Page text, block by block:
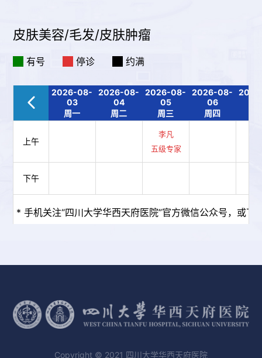
皮肤美容/毛发/皮肤肿瘤
有号 停诊 约满
2026-08-
03
周一
2026-08-
04
周二
2026-08-
05
周三
2026-08-
06
周四
上午
李凡
五级专家
下午
* 手机关注“四川大学华西天府医院”官方微信公众号，或下
Copyright © 2021 四川大学华西天府医院